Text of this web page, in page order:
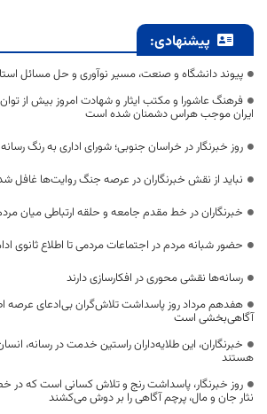
پیشنهادی:
پیوند دانشگاه و صنعت، مسیر نوآوری و حل مسائل
فرهنگ عاشورا و مکتب ایثار و شهادت امروز بیش از
ایران موجب هراس دشمنان شده است
روز خبرنگار در خراسان جنوبی؛ شورای اداری به رنگ رسانه
نباید از نقش خبرنگاران در عرصه جنگ روایت‌ها غافل
خبرنگاران در خط مقدم جامعه و حلقه ارتباطی میان
حضور شبانه مردم در اجتماعات مردمی تا اطلاع ثانوی
رسانه‌ها نقشی محوری در افکارسازی دارند
هفدهم مرداد روز پاسداشت تلاش‌گران بی‌ادعای عرصه
آگاهی‌بخشی است
خبرنگاران، این طلایه‌داران راستین خدمت در رسانه،
هستند
روز خبرنگار، پاسداشت رنج و تلاش کسانی است که در
نثار جان و مال، پرچم آگاهی را بر دوش می‌کشند